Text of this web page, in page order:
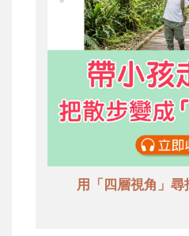
用「四層視角」